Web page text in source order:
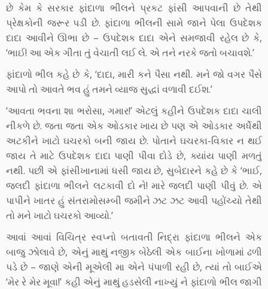
છે કેમ કે સરકાર ફાંદાળા ભીલને પ્રકટ ફાંસી આપવાની છે તેથી
પ્રેક્ષકોની જરૂર પડી છે. ફાંદાળા ભીલની સામે જાને પેલા ઉપદેશક
દાદા આવીને ઊભા છે – ઉપદેશક દાદા એને સમજાવી રહેલ છે કે,
‘ભાઈ! આ એક ગીતા તું વેચાતી લઈ લે. એ તને નરકે જતો બચાવશે.’
ફાંદાળો ભીલ કહે છે કે, ‘દાદા, મારી કને પૈસા નથી. મને જો વગર પૈસે
આપો તો આવતે ભવ હું તમને વ્યાજ સુદ્ધાં વળાવી દઈશ.’
‘આવતા ભવના શા ભરોસા, ગમાર!’ એટલું કહીને ઉપદેશક દાદા ચાલી
નીકળે છે. જતા જતા એક ઓડકાર ખાય છે પણ એ ઓડકાર અર્ધેથી
અટકીને ખાટો ઘચરકો બની જાય છે. પોતાને ઘચરકા-વિકાર ન થઈ
જાય તે માટે ઉપદેશક દાદા પાણી પીવા દોડે છે, ક્યાંય પાણી મળતું
નથી. પછી એ ફાંસીખાનામાં ધસી જાય છે, સુબેદારને કહે છે કે ‘ભાઈ,
જલદી ફાંદાળા ભીલને લટકાવી દો ને! મારે જલદી પાણી પીવું છે. એ
પાપીને ખાતર હું સંતરામોસમ્બી જમીને ઝટ ઝટ આવી પહોંચ્યો તેથી
તો મને ખાટો ઘચરકો આવ્યો.’
આવાં આવાં વિચિત્ર સ્વપ્નો બતાવતી નિદ્રા ફાંદાળા ભીલને એક
બાજુ ઝોલાવે છે, એનું માથું નજીક બેઠેલી એક બાઈના ખોળામાં ઢળી
પડે છે – જાણે એની મૂએલી મા એને પંપાળી રહી છે, ત્યાં તો બાઈએ
‘મેર રે મેર મૂવા!’ કહી એનું માથું હડસેલી નાખ્યું ને ફાંદાળો ભીલ જાગી